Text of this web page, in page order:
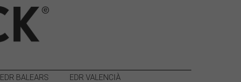
EDR BALEARS EDR VALENCIÀ